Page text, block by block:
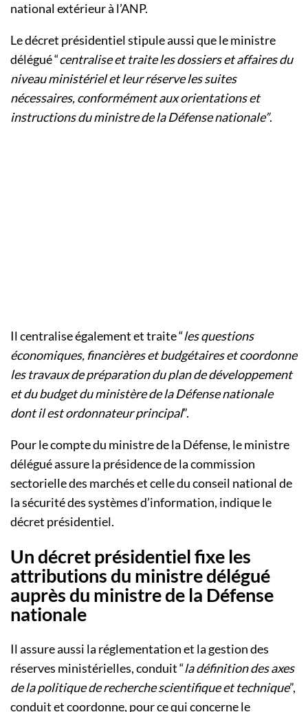
national extérieur à l’ANP.
Le décret présidentiel stipule aussi que le ministre
délégué “centralise et traite les dossiers et affaires du
niveau ministériel et leur réserve les suites
nécessaires, conformément aux orientations et
instructions du ministre de la Défense nationale”.
Il centralise également et traite “les questions
économiques, financières et budgétaires et coordonne
les travaux de préparation du plan de développement
et du budget du ministère de la Défense nationale
dont il est ordonnateur principal”.
Pour le compte du ministre de la Défense, le ministre
délégué assure la présidence de la commission
sectorielle des marchés et celle du conseil national de
la sécurité des systèmes d’information, indique le
décret présidentiel.
Un décret présidentiel fixe les
attributions du ministre délégué
auprès du ministre de la Défense
nationale
Il assure aussi la réglementation et la gestion des
réserves ministérielles, conduit “la définition des axes
de la politique de recherche scientifique et technique”,
conduit et coordonne, pour ce qui concerne le